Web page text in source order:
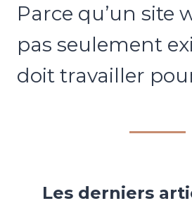
Parce qu’un site
pas seulement
doit travailler
Les derniers